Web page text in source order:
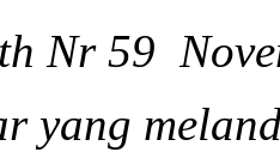
Nr 59
yang